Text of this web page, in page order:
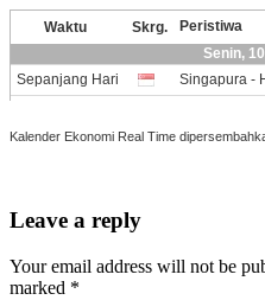
Kalender Ekonomi Real Time
Leave a reply
Your email address will not be
marked *